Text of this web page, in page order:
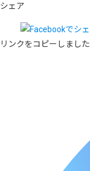
シェア
リンクをコピーしました